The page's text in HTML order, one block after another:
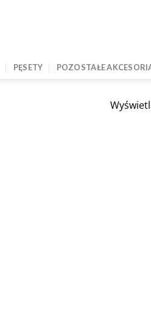
PĘSETY POZOSTAŁE